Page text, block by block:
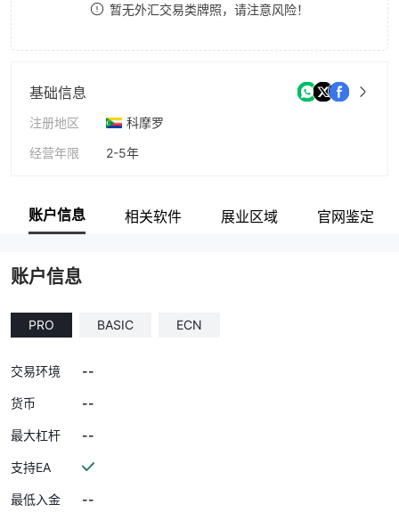
9
暂无外汇交易类牌照，请注意风险！
基础信息
注册地区
科摩罗
经营年限
2-5年
账户信息 相关软件 展业区域 官网鉴定
账户信息
PRO BASIC ECN
交易环境 --
货币 --
最大杠杆 --
支持EA
最低入金 --